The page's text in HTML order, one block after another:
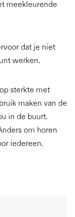
meekleurende
dat je niet
werken.
sterkte met
maken van de
in de buurt.
om horen
iedereen.